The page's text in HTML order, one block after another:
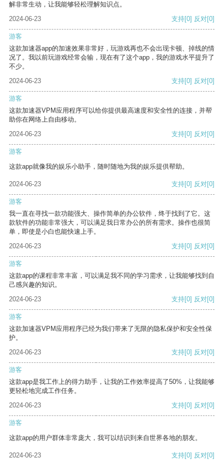
解非常生动，让我能够轻松理解知识点。
2024-06-23
支持[0] 反对[0]
游客
这款加速器app的加速效果非常好，玩游戏再也不会出现卡顿、掉线的情
况了。我以前玩游戏经常会输，现在有了这个app，我的游戏水平提升了
不少。
2024-06-23
支持[0] 反对[0]
游客
这款加速器VPM应用程序可以给你提供最高速度和安全性的连接，并帮
助你在网络上自由移动。
2024-06-23
支持[0] 反对[0]
游客
这款app就像我的娱乐小助手，随时随地为我的娱乐提供帮助。
2024-06-23 支持[0] 反对[0]
游客
我一直在寻找一款功能强大、操作简单的办公软件，终于找到了它。这
款软件的功能非常强大，可以满足我日常办公的所有需求。操作也很简
单，即使是小白也能快速上手。
2024-06-23
支持[0] 反对[0]
游客
这款app的课程非常丰富，可以满足我不同的学习需求，让我能够找到自
己感兴趣的知识。
2024-06-23
支持[0] 反对[0]
游客
这款加速器VPM应用程序已经为我们带来了无限的隐私保护和安全性保
护。
2024-06-23
支持[0] 反对[0]
游客
这款app是我工作上的得力助手，让我的工作效率提高了50%，让我能够
更轻松地完成工作任务。
2024-06-23
支持[0] 反对[0]
游客
这款app的用户群体非常庞大，我可以结识到来自世界各地的朋友。
2024-06-23 支持[0] 反对[0]